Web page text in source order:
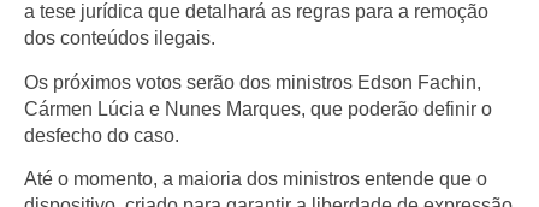
a tese jurídica que detalhará as regras para a remoção
dos conteúdos ilegais.
Os próximos votos serão dos ministros Edson Fachin,
Cármen Lúcia e Nunes Marques, que poderão definir o
desfecho do caso.
Até o momento, a maioria dos ministros entende que o